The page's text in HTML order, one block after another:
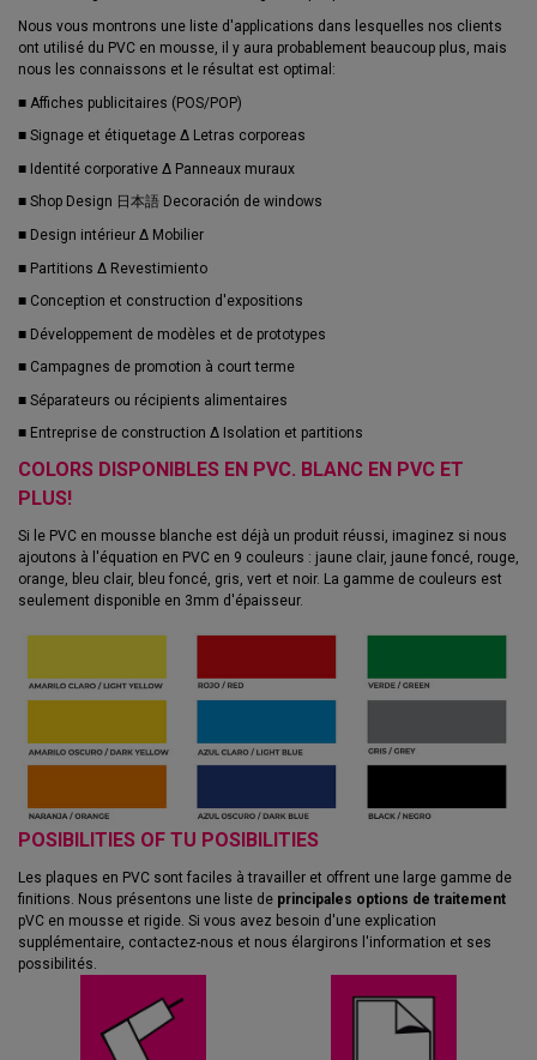
Nous vous montrons une liste d'applications dans lesquelles nos clients
ont utilisé du PVC en mousse, il y aura probablement beaucoup plus, mais
nous les connaissons et le résultat est optimal:
■ Affiches publicitaires (POS/POP)
■ Signage et étiquetage Δ Letras corporeas
■ Identité corporative Δ Panneaux muraux
■ Shop Design 日本語 Decoración de windows
■ Design intérieur Δ Mobilier
■ Partitions Δ Revestimiento
■ Conception et construction d'expositions
■ Développement de modèles et de prototypes
■ Campagnes de promotion à court terme
■ Séparateurs ou récipients alimentaires
■ Entreprise de construction Δ Isolation et partitions
COLORS DISPONIBLES EN PVC. BLANC EN PVC ET
PLUS!
Si le PVC en mousse blanche est déjà un produit réussi, imaginez si nous
ajoutons à l'équation en PVC en 9 couleurs : jaune clair, jaune foncé, rouge,
orange, bleu clair, bleu foncé, gris, vert et noir. La gamme de couleurs est
seulement disponible en 3mm d'épaisseur.
POSIBILITIES OF TU POSIBILITIES
Les plaques en PVC sont faciles à travailler et offrent une large gamme de
finitions. Nous présentons une liste de principales options de traitement
pVC en mousse et rigide. Si vous avez besoin d'une explication
supplémentaire, contactez-nous et nous élargirons l'information et ses
possibilités.